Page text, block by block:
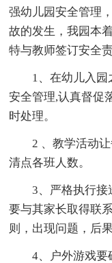
强幼儿园安全管理
故的发生，我园本
特与教师签订安全责
1、在幼儿入
安全管理,认真督促
时处理。
2 、教学活动
清点各班人数。
3、严格执行接
要与其家长取得联
则，出现问题，后果
4、户外游戏要